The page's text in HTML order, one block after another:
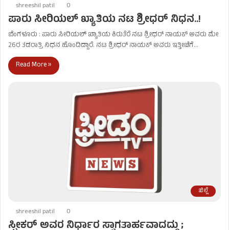
shreeshil patil 0
ಪಾರು ಸೀರಿಯಲ್‌ ಖ್ಯಾತಿಯ ನಟ ಶ್ರೀಧರ್‌ ನಿಧನ..!
ಬೆಂಗಳೂರು : ಪಾರು ಸೀರಿಯಲ್‌ ಖ್ಯಾತಿಯ ಕಿರುತೆರೆ ನಟ ಶ್ರೀಧರ್‌ ನಾಯಕ್‌ ಅವರು ಮೇ
26ರ ತಡರಾತ್ರಿ ನಿಧನ ಹೊಂದಿದ್ದಾರೆ. ನಟ ಶ್ರೀಧರ್‌ ನಾಯಕ್‌ ಅವರು ಇತ್ತೀಚೆಗೆ…
Read More »
ಜಿಲ್ಲೆ
shreeshil patil 0
ಸ್ಪೀಕರ್​ ಅವರ ನಿರ್ಧಾರ ಸ್ವಾಗತಾರ್ಹವಾದದ್ದು ;